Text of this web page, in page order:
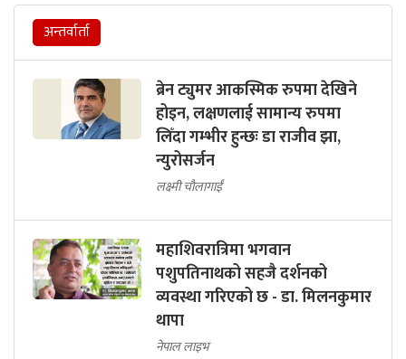
अन्तर्वार्ता
ब्रेन ट्युमर आकस्मिक रुपमा देखिने
होइन, लक्षणलाई सामान्य रुपमा
लिँदा गम्भीर हुन्छः डा राजीव झा,
न्युरोसर्जन
लक्ष्मी चौलागाईं
महाशिवरात्रिमा भगवान
पशुपतिनाथको सहजै दर्शनको
व्यवस्था गरिएको छ - डा. मिलनकुमार
थापा
नेपाल लाइभ